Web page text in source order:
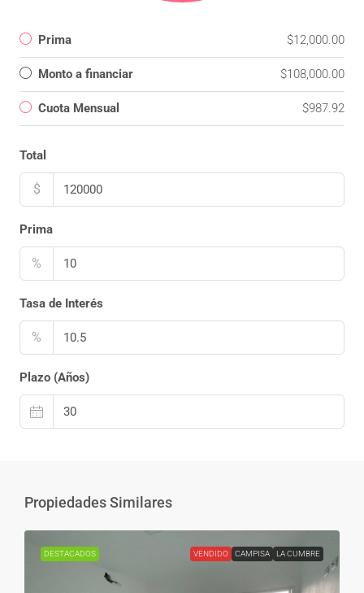
Prima $12,000.00
Monto a financiar $108,000.00
Cuota Mensual $987.92
Total
$
Prima
%
Tasa de Interés
%
Plazo (Años)
Propiedades Similares
DESTACADOS VENDIDO CAMPISA LA CUMBRE